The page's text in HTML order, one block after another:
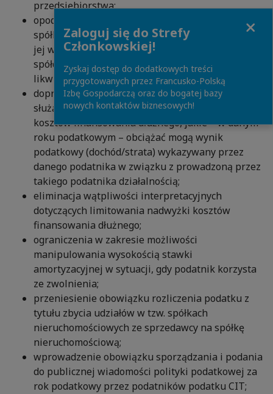
przedsiębiorstwa;
opodatkowanie przeniesienie przez likwidowaną
spółkę (spółdzielnię) majątku rzeczowego na rzecz
jej wspólników (akcjonariuszy, członków
spółdzielni) tytułem podziału majątku
likwidowanej osoby prawnej;
doprecyzowanie nazwy oraz algorytmu wskaźnika
służącego wyliczeniu maksymalnej wysokości
kosztów finansowania dłużnego, jakie – w danym
roku podatkowym – obciążać mogą wynik
podatkowy (dochód/strata) wykazywany przez
danego podatnika w związku z prowadzoną przez
takiego podatnika działalnością;
eliminacja wątpliwości interpretacyjnych
dotyczących limitowania nadwyżki kosztów
finansowania dłużnego;
ograniczenia w zakresie możliwości
manipulowania wysokością stawki
amortyzacyjnej w sytuacji, gdy podatnik korzysta
ze zwolnienia;
przeniesienie obowiązku rozliczenia podatku z
tytułu zbycia udziałów w tzw. spółkach
nieruchomościowych ze sprzedawcy na spółkę
nieruchomościową;
wprowadzenie obowiązku sporządzania i podania
do publicznej wiadomości polityki podatkowej za
rok podatkowy przez podatników podatku CIT;
Zaloguj się do Strefy
Członkowskiej!
Zyskaj dostęp do dodatkowych treści
przygotowanych przez Francusko-Polską
Izbę Gospodarczą oraz do bogatej bazy
nowych kontaktów biznesowych!